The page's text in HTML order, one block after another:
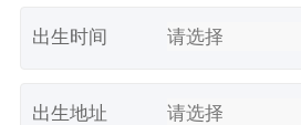
出生时间
出生地址